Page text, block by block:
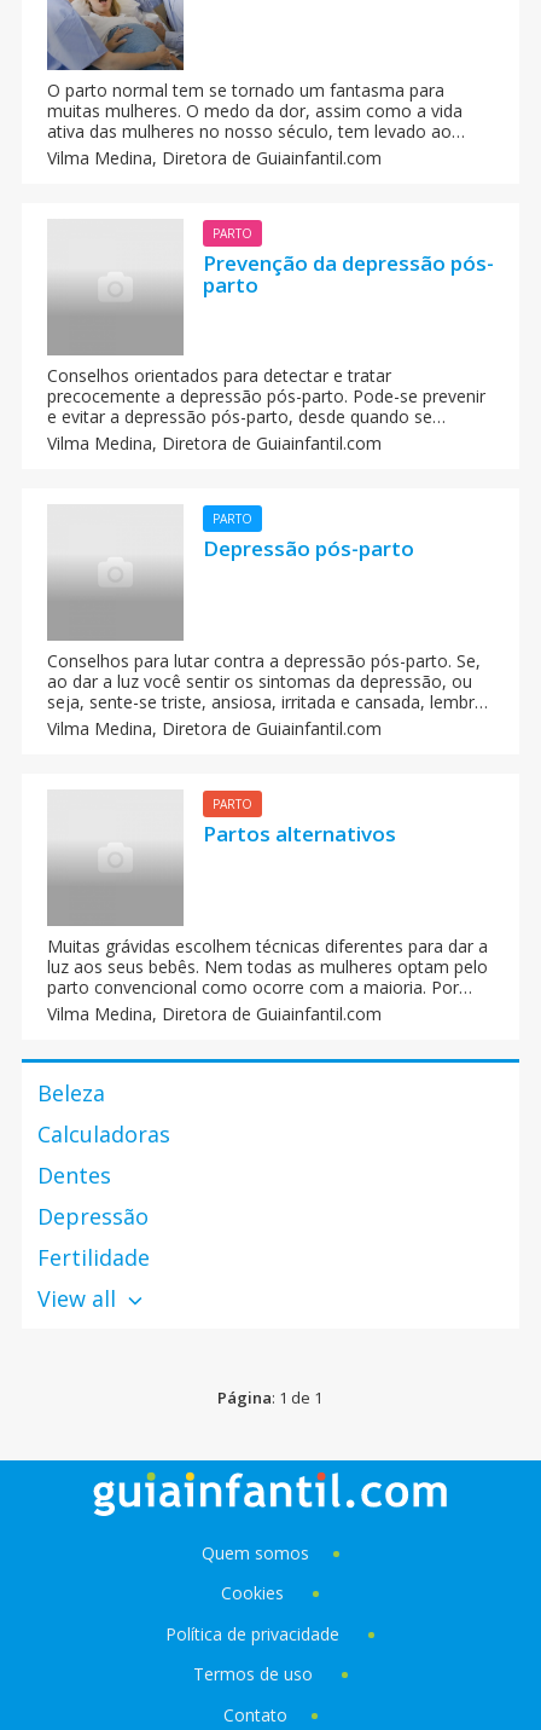
O parto normal tem se tornado um fantasma para
muitas mulheres. O medo da dor, assim como a vida
ativa das mulheres no nosso século, tem levado ao
aumento do parto cesáreo não apenas no Brasil, mas
no mundo todo. É claro que anestesia epidural, utilizada
alguns casos. O parto normal favorece a expulsão dos
líquidos pulmonares do bebê, complica menos, com
menos risco de infecções e a permanência no hospital é
breve. O custo para os pais e o hospital também é
menor e a mãe retorna rapidamente às atividades
Vilma Medina, Diretora de Guiainfantil.com
PARTO
Prevenção da depressão pós-
parto
Conselhos orientados para detectar e tratar
precocemente a depressão pós-parto. Pode-se prevenir
e evitar a depressão pós-parto, desde quando se
detecte precocemente o transtorno, trate-se
rapidamente, e evite suas consequências.
Vilma Medina, Diretora de Guiainfantil.com
PARTO
Depressão pós-parto
Conselhos para lutar contra a depressão pós-parto. Se,
ao dar a luz você sentir os sintomas da depressão, ou
seja, sente-se triste, ansiosa, irritada e cansada, lembre-
se que esse momento é um transtorno que afeta
também a muitas outras mulheres e que não está
Vilma Medina, Diretora de Guiainfantil.com
PARTO
Partos alternativos
Muitas grávidas escolhem técnicas diferentes para dar a
luz aos seus bebês. Nem todas as mulheres optam pelo
parto convencional como ocorre com a maioria. Por
razões particulares, muitas preferem ter seu bebê em
uma posição distinta, sentada ou de cócoras, e outras
assistência, ou em uma banheira especial utilizando o
método de parto aquático. Hoje em dia essas técnicas
centros sanitários e profissionais especializados na sua
Vilma Medina, Diretora de Guiainfantil.com
Beleza
Calculadoras
Dentes
Depressão
Fertilidade
View all
Página: 1 de 1
Quem somos
Cookies
Política de privacidade
Termos de uso
Contato